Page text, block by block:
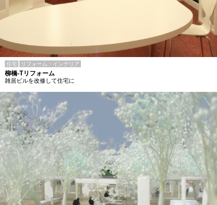
住宅 リフォーム・インテリア
柳橋-Tリフォーム
雑居ビルを改修して住宅に